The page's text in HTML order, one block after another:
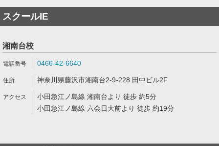
スクールIE
湘南台校
0466-42-6640
神奈川県藤沢市湘南台2-9-228 田中ビル2F
小田急江ノ島線 湘南台より 徒歩 約5分
小田急江ノ島線 六会日大前より 徒歩 約19分